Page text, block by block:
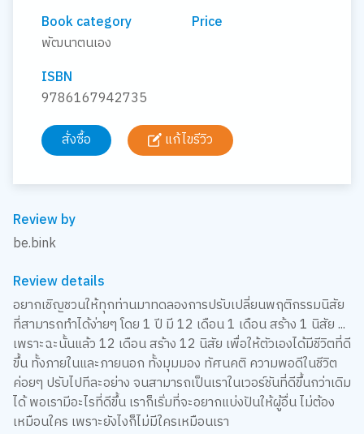
Book category
พัฒนาตนเอง
Price
ISBN
9786167942735
สั่งซื้อ
แก้ไขรีวิว
Review by
be.bink
Review details
อยากเชิญชวนให้ทุกท่านมาทดลองการปรับเปลี่ยนพฤติกรรมนิสัย
ที่สามารถทำได้ง่ายๆ โดย 1 ปี มี 12 เดือน 1 เดือน สร้าง 1 นิสัย ...
เพราะฉะนั้นแล้ว 12 เดือน สร้าง 12 นิสัย เพื่อให้ตัวเองได้มีชีวิตที่ดี
ขึ้น ทั้งภายในและภายนอก ทั้งมุมมอง ทัศนคติ ความพอดีในชีวิต
ค่อยๆ ปรับไปทีละอย่าง จนสามารถเป็นเราในเวอร์ชันที่ดีขึ้นกว่าเดิม
ได้ พอเรามีอะไรที่ดีขึ้น เราก็เริ่มที่จะอยากแบ่งปันให้ผู้อื่น ไม่ต้อง
เหมือนใคร เพราะยังไงก็ไม่มีใครเหมือนเรา